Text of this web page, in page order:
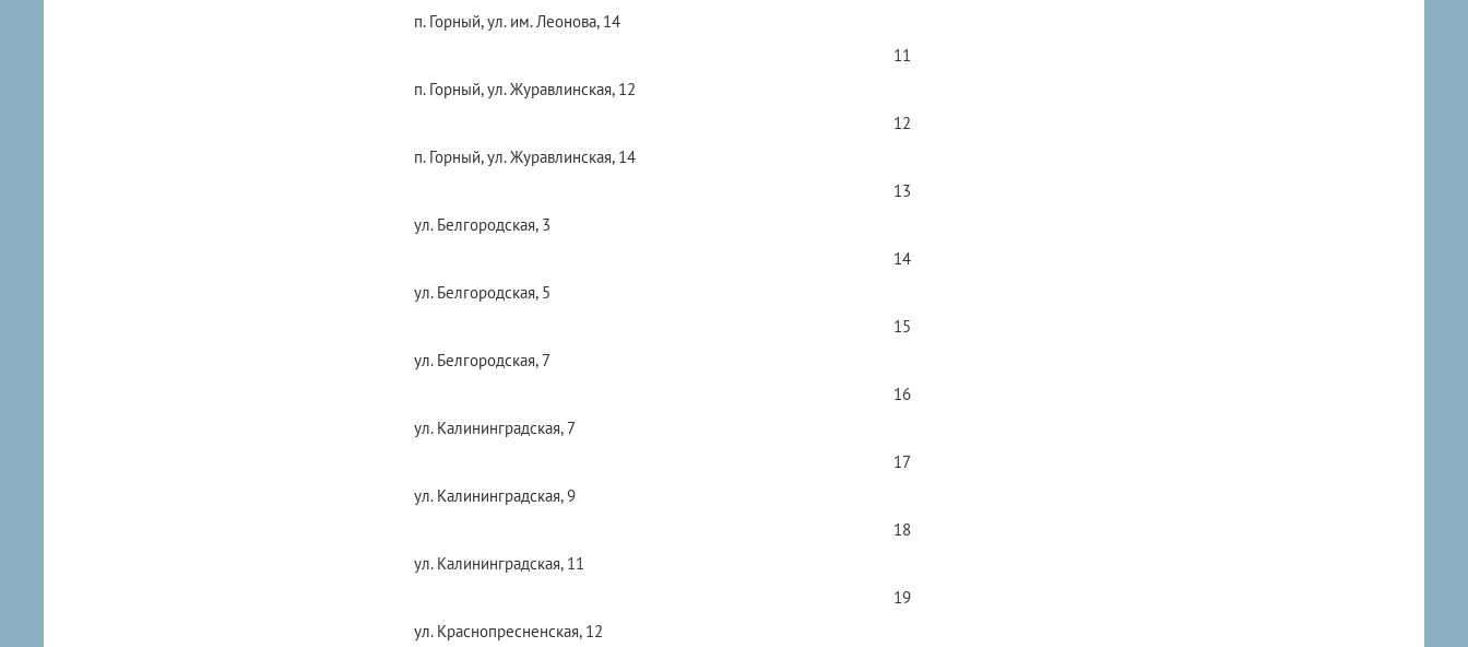
п. Горный, ул. им. Леонова, 14
11
п. Горный, ул. Журавлинская, 12
12
п. Горный, ул. Журавлинская, 14
13
ул. Белгородская, 3
14
ул. Белгородская, 5
15
ул. Белгородская, 7
16
ул. Калининградская, 7
17
ул. Калининградская, 9
18
ул. Калининградская, 11
19
ул. Краснопресненская, 12